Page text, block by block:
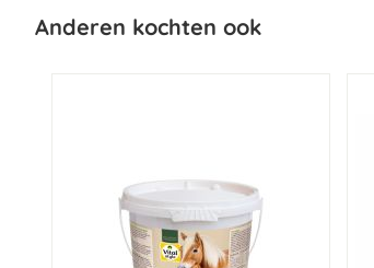
Anderen kochten ook